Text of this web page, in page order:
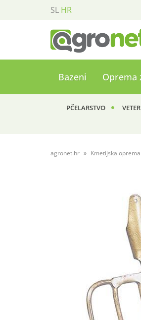
SL HR
Bazeni Oprema
PČELARSTVO
agronet.hr Kmetijska oprema